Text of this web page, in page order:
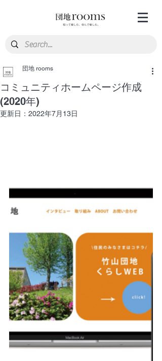
コミュニティホームページ作成
(2020年)
団地 rooms
更新日： 2022年7月13日